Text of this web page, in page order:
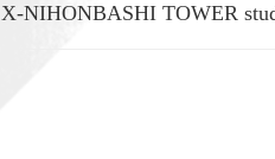
X-NIHONBASHI TOWER